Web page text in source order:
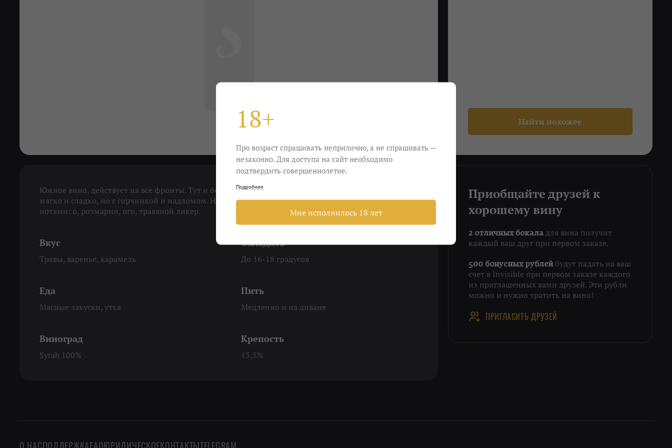
Найти похожее
Южное вино, действует на все фронты. Тут и бесстыдство варенья, и интеллигентность трав. Все
мягко и сладко, но с горчинкой и надломом. Не уволакивает с концами, сидишь-размышляешь над
нотами: о, розмарин, ого, травяной ликер.
Вкус
Травы, варенье, карамель
Охладить
До 16-18 градусов
Еда
Мясные закуски, утка
Пить
Медленно и на диване
Виноград
Syrah 100%
Крепость
13,5%
Приобщайте друзей к
хорошему вину
2 отличных бокала для вина получит
каждый ваш друг при первом заказе.
500 бонусных рублейбудут падать на ваш
счет в Invisible при первом заказе каждого
из приглашенных вами друзей. Эти рубли
можно и нужно тратить на вино!
ПРИГЛАСИТЬ ДРУЗЕЙ
18+
Про возраст спрашивать неприлично, а не спрашивать —
незаконно. Для доступа на сайт необходимо
подтвердить совершеннолетие.
Подробнее
Мне исполнилось 18 лет